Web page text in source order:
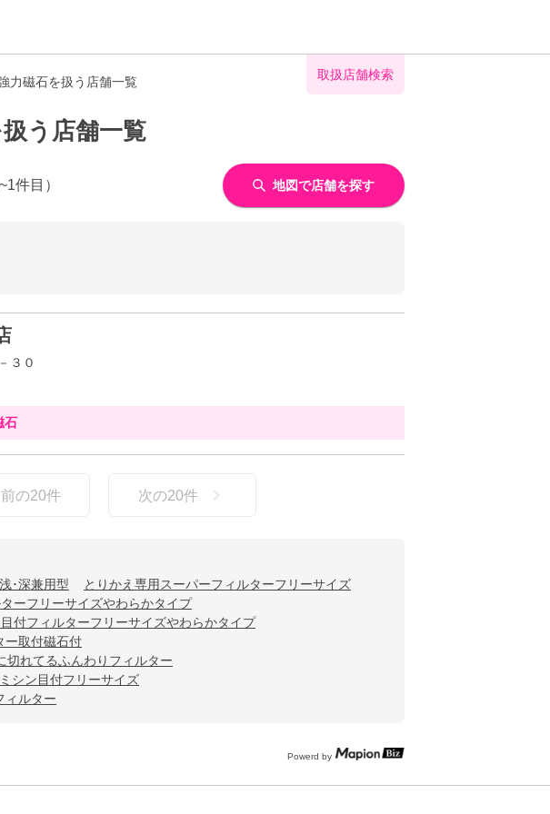
力磁石を扱う店舗一覧 取扱店舗検索
う店舗一覧
件目） 地図で店舗を探す
３０
石
前の20件 次の20件
･深兼用型
とりかえ専用スーパーフィルターフリーサイズ
ーフリーサイズやわらかタイプ
付フィルターフリーサイズやわらかタイプ
ー取付磁石付
切れてるふんわりフィルター
シン目付フリーサイズ
ィルター
Powerd by